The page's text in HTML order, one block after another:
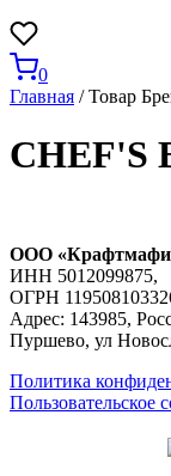
0
Главная / Товар
CHEF'S
ООО
ИНН 5012099875,
ОГРН
Адрес: 143985,
Пуршево, ул
Политика
Пользовательское